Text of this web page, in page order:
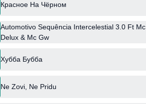
Красное На Чёрном
Automotivo Sequência Intercelestial 3.0 Ft Mc
Delux & Mc Gw
Хубба Бубба
Ne Zovi, Ne Pridu